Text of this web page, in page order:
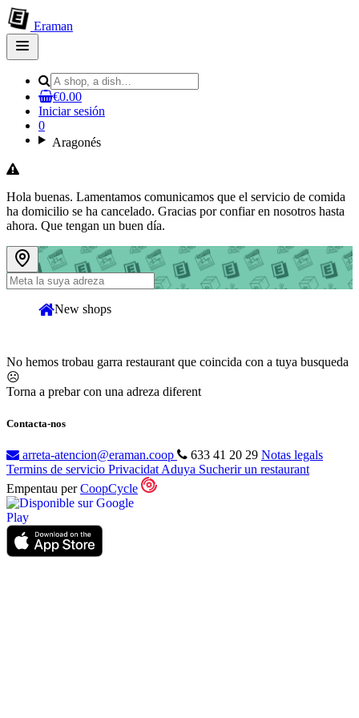
Eraman
Open
main
€0.00
Iniciar sesión
0
Aragonés
Hola buenas. Lamentamos comunicamos que el servicio de comida
ha domicilio se ha cancelado. Gracias por confiar en nosotros hasta
ahora. Que tengan un buen día.
New shops
No hemos trobau garra restaurant que coincida con a tuya busqueda
☹
Torna a prebar con una adreza diferent
Contacta-nos
arreta-atencion@eraman.coop 633 41 20 29 Notas legals
Termins de servicio Privacidat Aduya Sucherir un restaurant
Empentau perCoopCycle